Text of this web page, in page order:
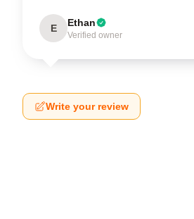
E Ethan
Verified owner
Write your review